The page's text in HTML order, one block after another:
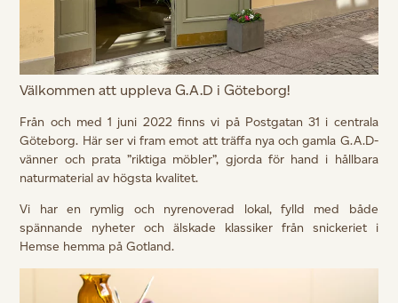
Välkommen att uppleva G.A.D i Göteborg!
Från och med 1 juni 2022 finns vi på Postgatan 31 i centrala
Göteborg. Här ser vi fram emot att träffa nya och gamla G.A.D-
vänner och prata ”riktiga möbler”, gjorda för hand i hållbara
naturmaterial av högsta kvalitet.
Vi har en rymlig och nyrenoverad lokal, fylld med både
spännande nyheter och älskade klassiker från snickeriet i
Hemse hemma på Gotland.